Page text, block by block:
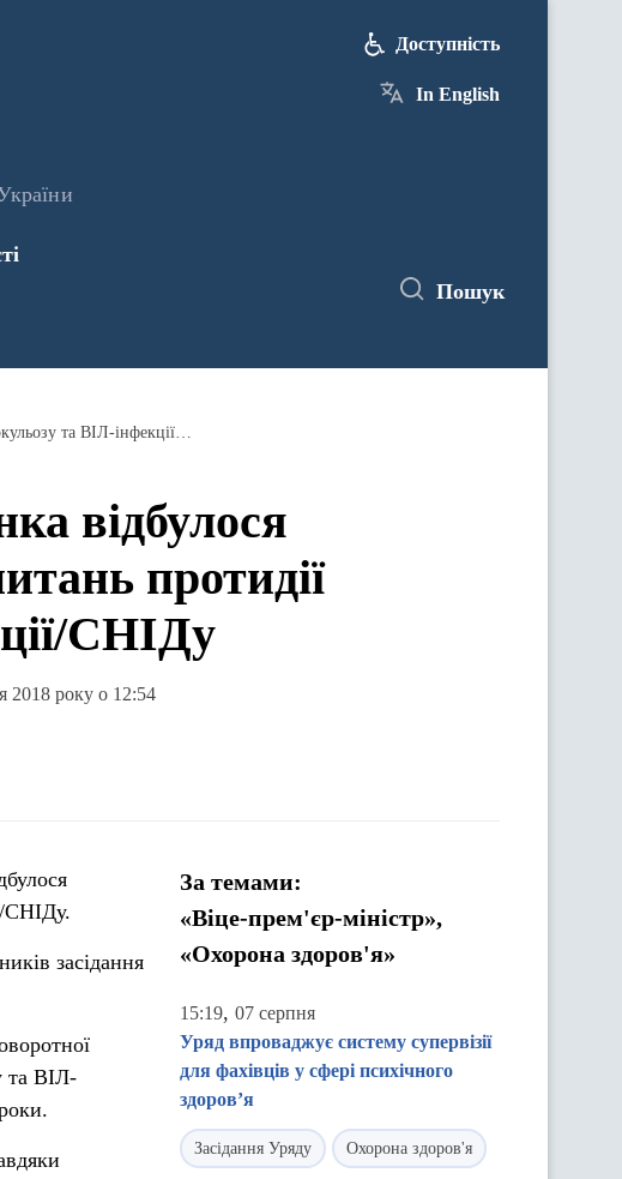
Доступність
In English
Пошук
Під головуванням Павла Розенка відбулося засідання Національної ради з питань протидії туберкульозу та ВІЛ-інфекції/СНІДу
відбулося
протидії
СНІДу
2018 року о 12:54
СНІДу.
засідання
та ВІЛ-
За темами:
«Віце-прем'єр-міністр»,
«Охорона здоров'я»
15:19, 07 серпня
Уряд впроваджує систему супервізії
для фахівців у сфері психічного
здоров’я
Засідання Уряду Охорона здоров'я